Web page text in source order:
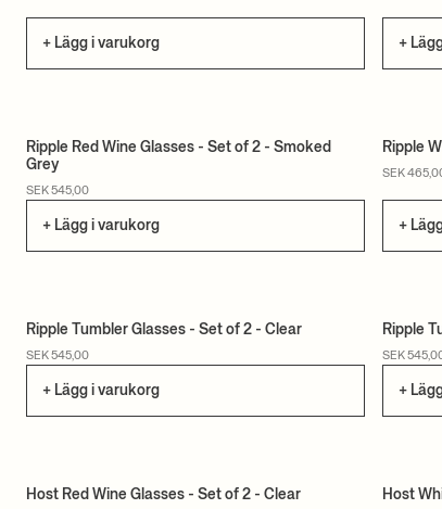
+ Lägg i varukorg +
Ripple Red Wine Glasses - Set of 2 - Smoked
Grey
SEK 545,00
+ Lägg i varukorg
Ripple
SEK
+
Ripple Tumbler Glasses - Set of 2 - Clear
SEK 545,00
+ Lägg i varukorg
Ripple
SEK
+
Host Red Wine Glasses - Set of 2 - Clear Host